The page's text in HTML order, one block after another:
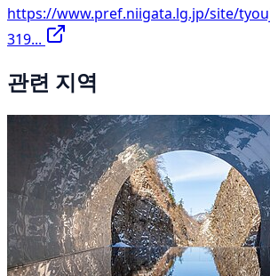
https://www.pref.niigata.lg.jp/site/
319...
관련 지역